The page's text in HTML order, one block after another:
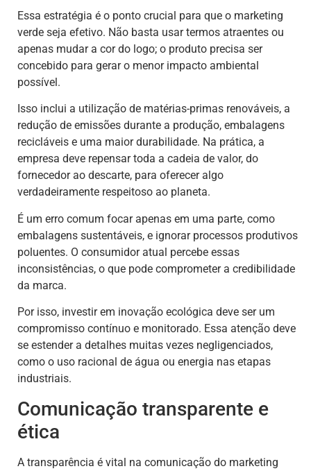
Essa estratégia é o ponto crucial para que o marketing
verde seja efetivo. Não basta usar termos atraentes ou
apenas mudar a cor do logo; o produto precisa ser
concebido para gerar o menor impacto ambiental
possível.
Isso inclui a utilização de matérias-primas renováveis, a
redução de emissões durante a produção, embalagens
recicláveis e uma maior durabilidade. Na prática, a
empresa deve repensar toda a cadeia de valor, do
fornecedor ao descarte, para oferecer algo
verdadeiramente respeitoso ao planeta.
É um erro comum focar apenas em uma parte, como
embalagens sustentáveis, e ignorar processos produtivos
poluentes. O consumidor atual percebe essas
inconsistências, o que pode comprometer a credibilidade
da marca.
Por isso, investir em inovação ecológica deve ser um
compromisso contínuo e monitorado. Essa atenção deve
se estender a detalhes muitas vezes negligenciados,
como o uso racional de água ou energia nas etapas
industriais.
Comunicação transparente e
ética
A transparência é vital na comunicação do marketing